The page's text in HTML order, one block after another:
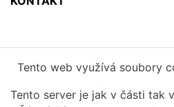
Tento web využívá soubory
Tento server je jak v části tak